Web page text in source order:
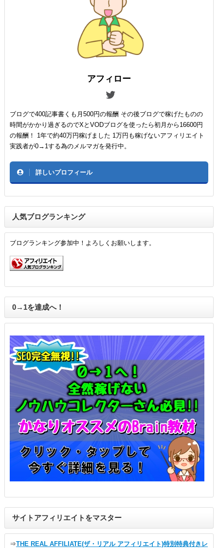
アフィロー
ブログで400記事書くも月500円の報酬 その後ブログで稼げたものの
時間がかかり過ぎるのでXとVODブログを使ったら初月から16600円
の報酬！ 1年で約40万円稼げました 1万円も稼げないアフィリエイト
実践者が0→1する為のメルマガを発行中。
詳しいプロフィール
人気ブログランキング
ブログランキング参加中！よろしくお願いします。
0→1を達成へ！
サイトアフィリエイトをマスター
⇒THE REAL AFFILIATE(ザ・リアル アフィリエイト)特別特典付きレ